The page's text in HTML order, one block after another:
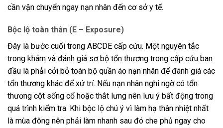
cần vận chuyển ngay nạn nhân đến cơ sở y tế.
Bộc lộ toàn thân (E – Exposure)
Đây là bước cuối trong ABCDE cấp cứu. Một nguyên tắc
trong khám và đánh giá sơ bộ tổn thương trong cấp cứu ban
đầu là phải cởi bỏ toàn bộ quần áo nạn nhân để đánh giá các
tổn thương khác để xử trí. Nếu nạn nhân nghi ngờ có tổn
thương cột sống cổ hoặc thắt lưng nên lưu ý bất động trong
quá trình kiểm tra. Khi bộc lộ chú ý vì làm hạ thân nhiệt nhất
là mùa đông nên phải làm nhanh sau đó che phủ ngay cho